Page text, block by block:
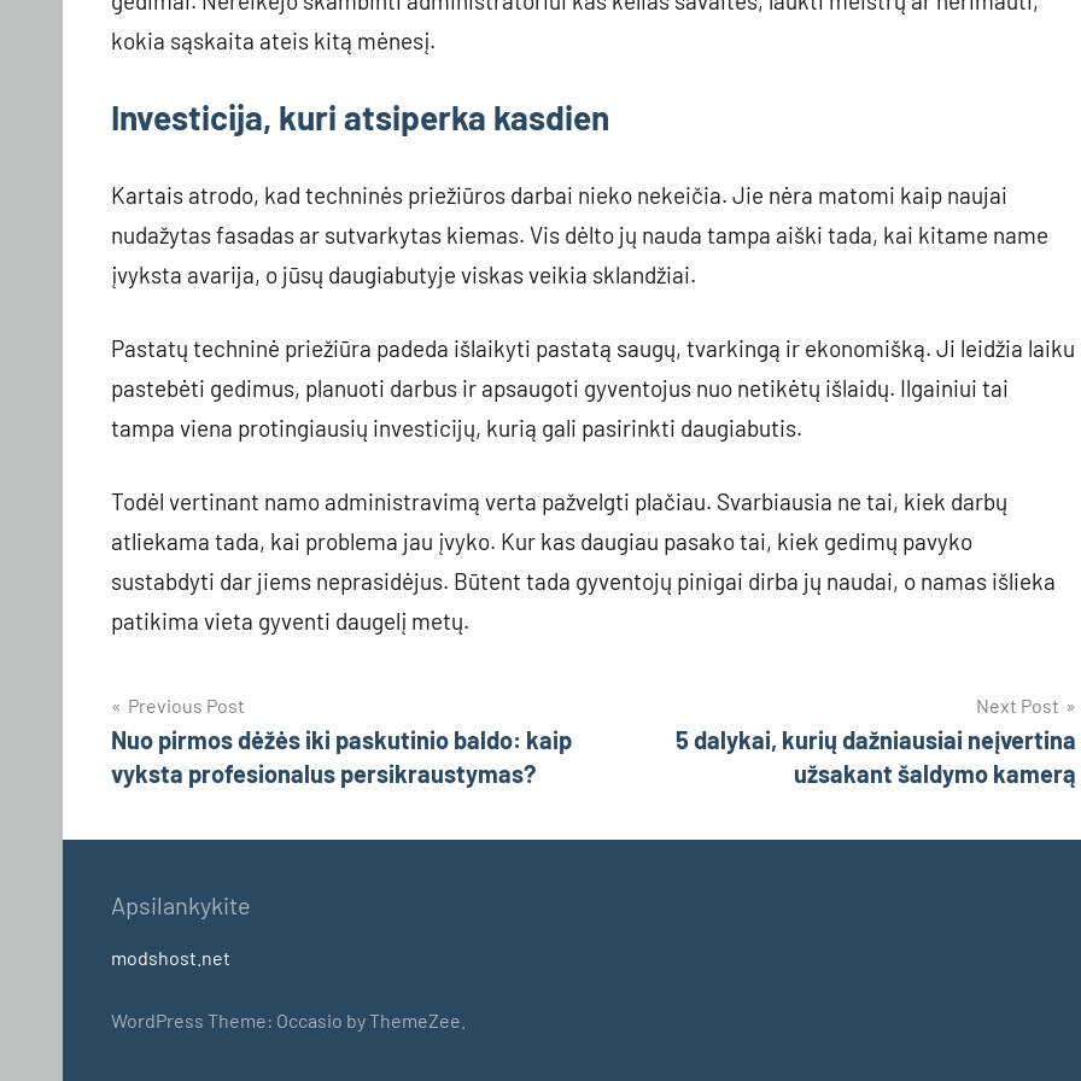
kokia sąskaita ateis kitą mėnesį.
Investicija, kuri atsiperka kasdien
Kartais atrodo, kad techninės priežiūros darbai nieko nekeičia. Jie nėra matomi kaip naujai
nudažytas fasadas ar sutvarkytas kiemas. Vis dėlto jų nauda tampa aiški tada, kai kitame name
įvyksta avarija, o jūsų daugiabutyje viskas veikia sklandžiai.
Pastatų techninė priežiūra padeda išlaikyti pastatą saugų, tvarkingą ir ekonomišką. Ji leidžia laiku
pastebėti gedimus, planuoti darbus ir apsaugoti gyventojus nuo netikėtų išlaidų. Ilgainiui tai
tampa viena protingiausių investicijų, kurią gali pasirinkti daugiabutis.
Todėl vertinant namo administravimą verta pažvelgti plačiau. Svarbiausia ne tai, kiek darbų
atliekama tada, kai problema jau įvyko. Kur kas daugiau pasako tai, kiek gedimų pavyko
sustabdyti dar jiems neprasidėjus. Būtent tada gyventojų pinigai dirba jų naudai, o namas išlieka
patikima vieta gyventi daugelį metų.
Navigacija
tarp
Previous Post
Nuo pirmos dėžės iki paskutinio baldo: kaip
vyksta profesionalus persikraustymas?
Next Post
5 dalykai, kurių dažniausiai neįvertina
užsakant šaldymo kamerą
Apsilankykite
modshost.net
WordPress Theme: Occasio by ThemeZee.